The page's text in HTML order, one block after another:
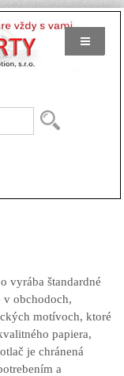
vyrába štandardné
v obchodoch,
motívoch, ktoré
papiera,
je chránená
a